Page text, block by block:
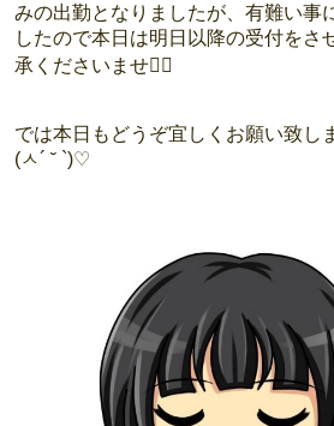
みの出勤となりましたが、有難い事
したので本日は明日以降の受付をさ
承くださいませ🙇‍♀️
では本日もどうぞ宜しくお願い致し
(ㅅ´ ˘ `)♡